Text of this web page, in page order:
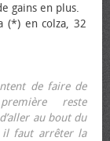
gains en plus.
(*) en colza, 32
de faire de
reste
au bout du
il faut arrêter la